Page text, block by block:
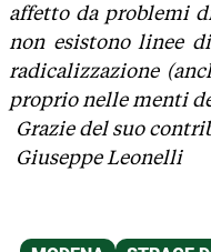
affetto da problemi
non esistono linee
radicalizzazione
proprio nelle menti
Grazie del suo
Giuseppe Leonelli